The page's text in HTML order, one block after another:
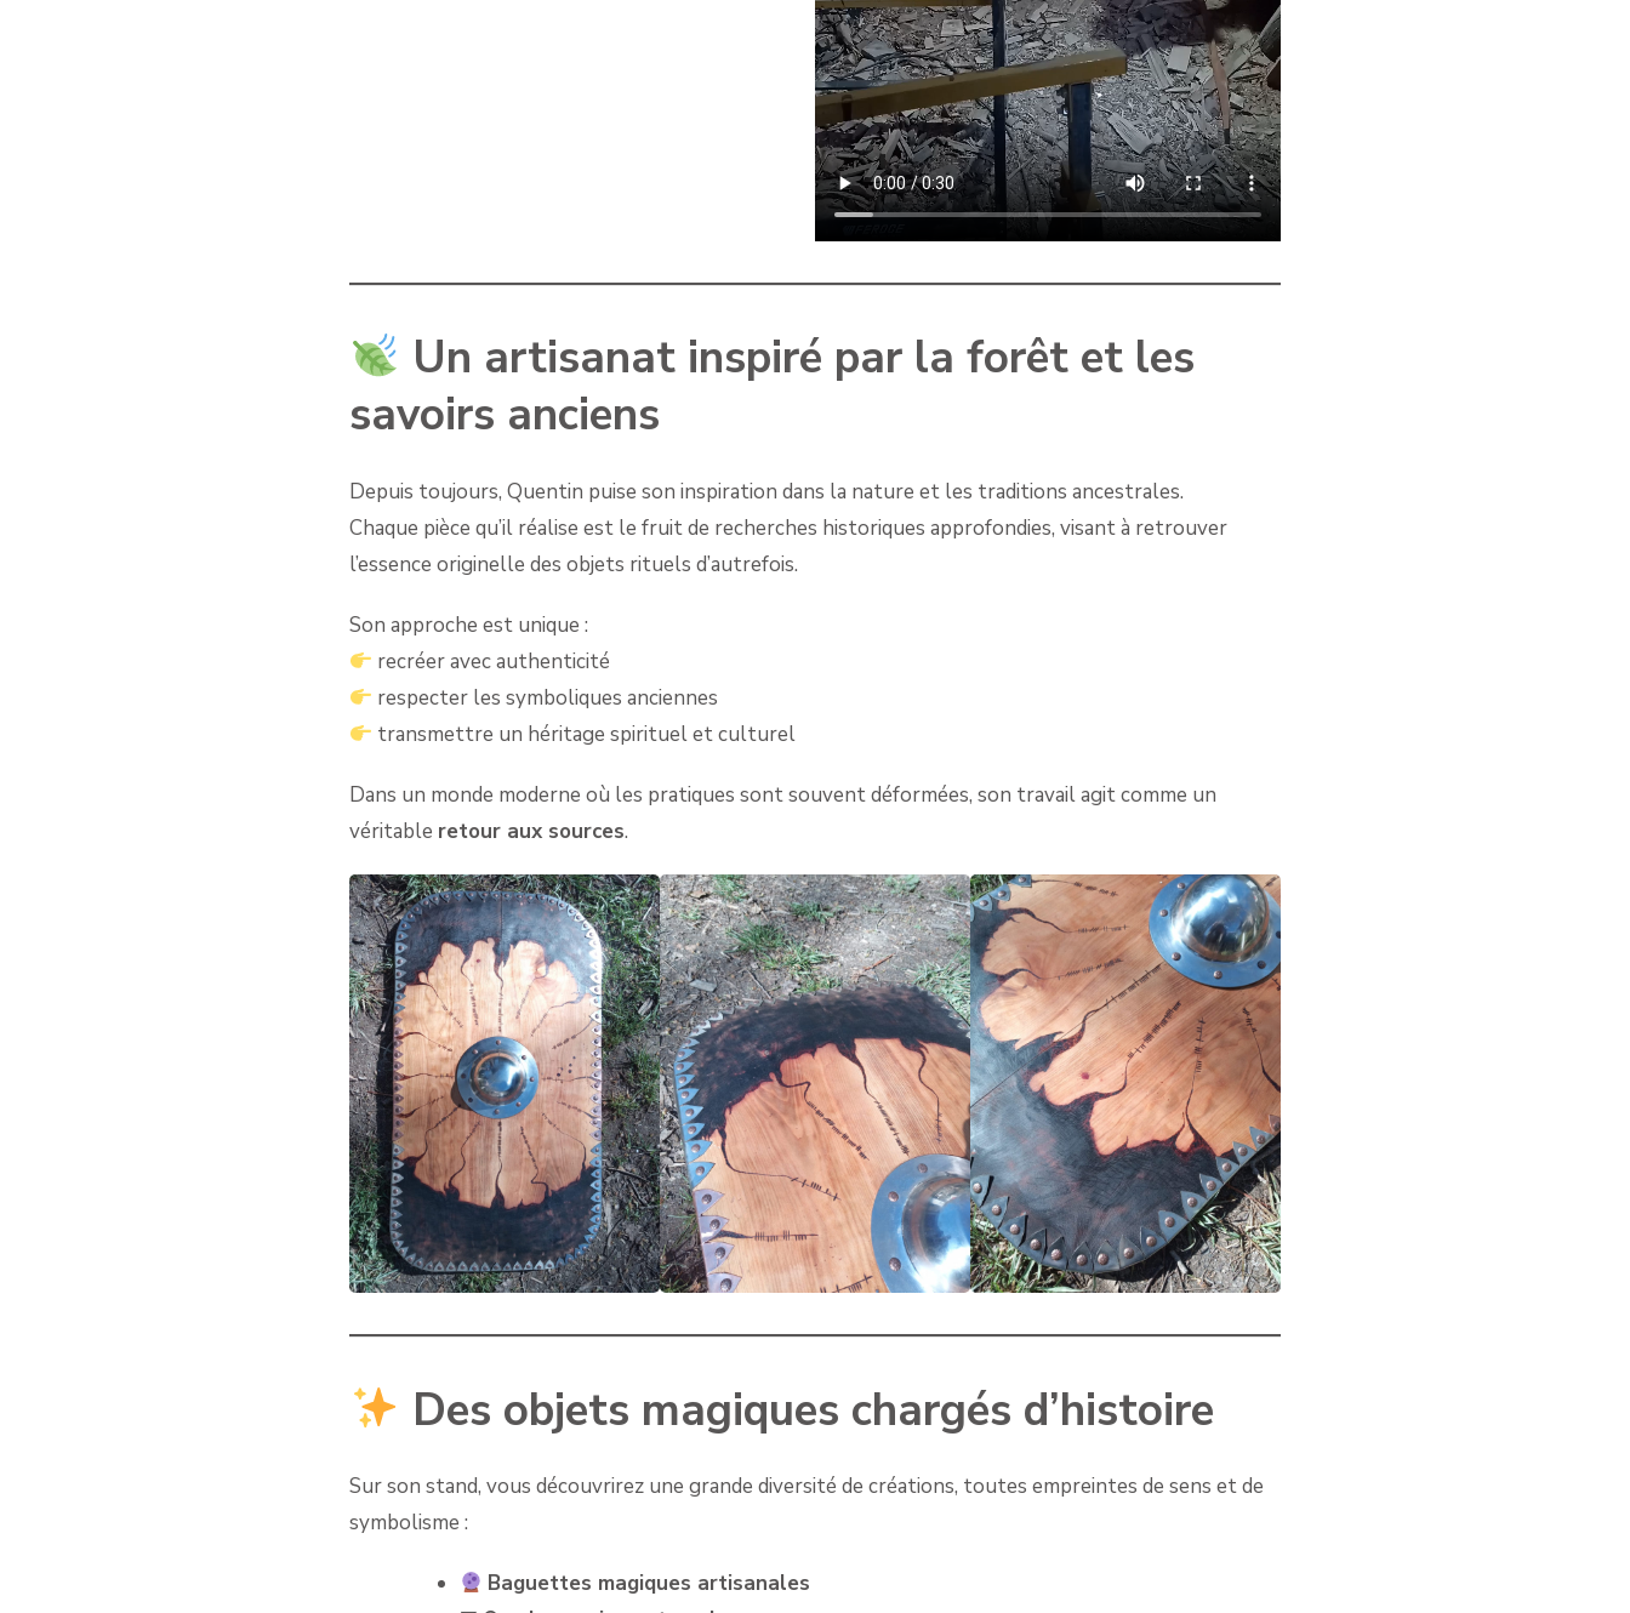
Un artisanat inspiré par la forêt et les
savoirs anciens
Depuis toujours, Quentin puise son inspiration dans la nature et les traditions ancestrales.
Chaque pièce qu’il réalise est le fruit de recherches historiques approfondies, visant à retrouver
l’essence originelle des objets rituels d’autrefois.
Son approche est unique :
recréer avec authenticité
respecter les symboliques anciennes
transmettre un héritage spirituel et culturel
Dans un monde moderne où les pratiques sont souvent déformées, son travail agit comme un
véritable retour aux sources.
Des objets magiques chargés d’histoire
Sur son stand, vous découvrirez une grande diversité de créations, toutes empreintes de sens et de
symbolisme :
Baguettes magiques artisanales